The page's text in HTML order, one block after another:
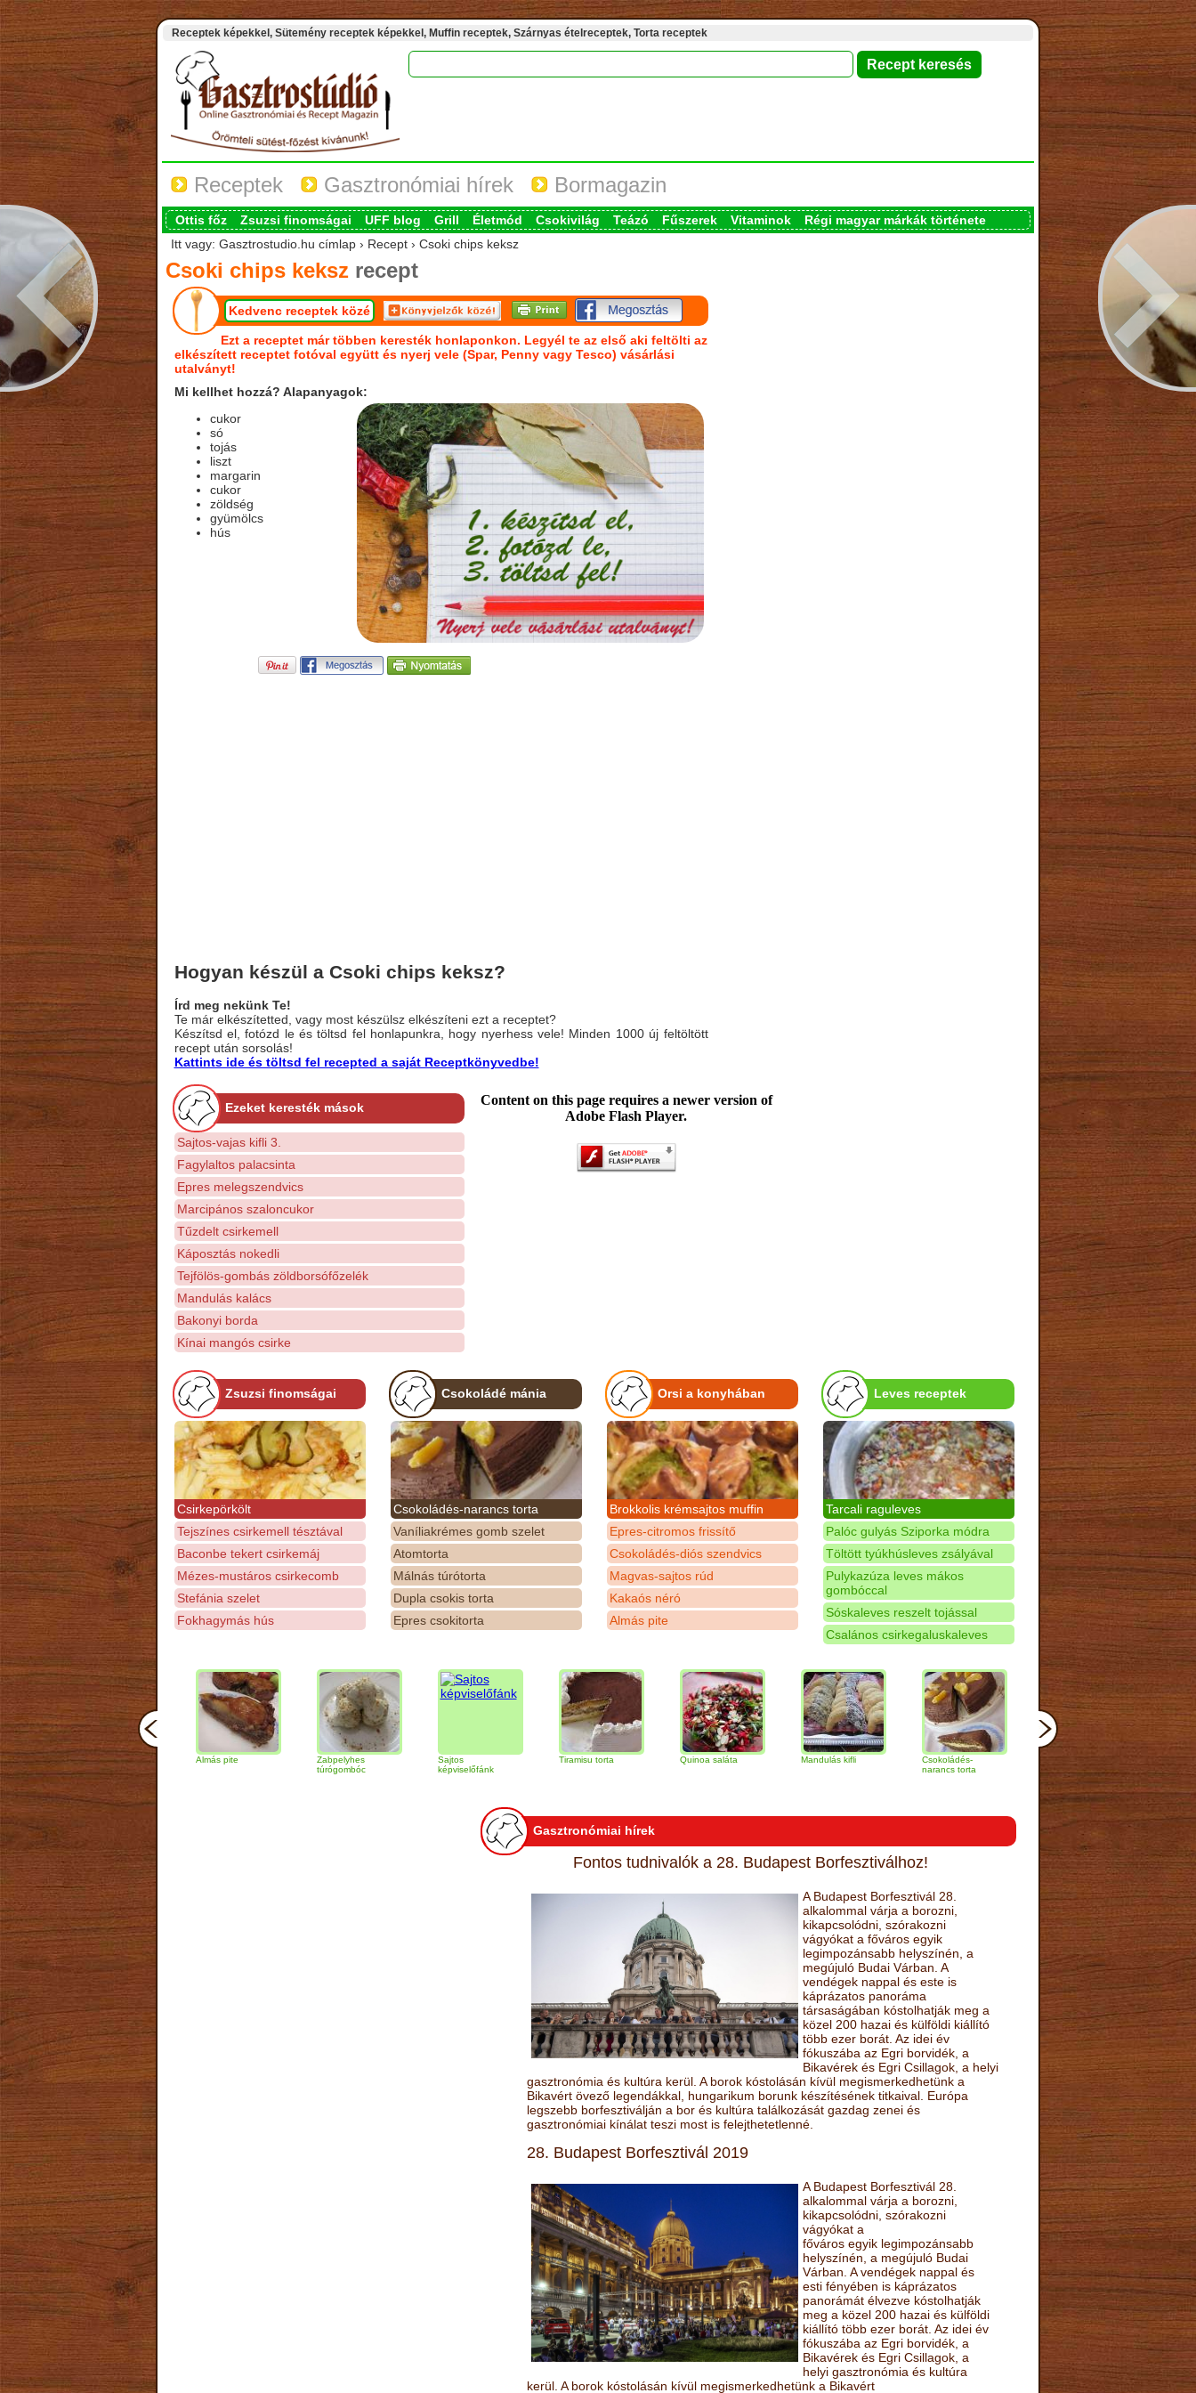
Receptek képekkel, Sütemény receptek képekkel, Muffin receptek, Szárnyas ételreceptek, Torta receptek
Receptek Gasztronómiai hírek Bormagazin
Ottis főz Zsuzsi finomságai UFF blog Grill Életmód Csokivilág Teázó Fűszerek Vitaminok
Régi magyar márkák története
Itt vagy: Gasztrostudio.hu címlap › Recept › Csoki chips keksz
Csoki chips kekszrecept
Kedvenc receptek közé
Ezt a receptet már többen keresték honlaponkon. Legyél te az első aki feltölti az
elkészített receptet fotóval együtt és nyerj vele (Spar, Penny vagy Tesco) vásárlási
utalványt!
Mi kellhet hozzá? Alapanyagok:
cukor
só
tojás
liszt
margarin
cukor
zöldség
gyümölcs
hús
Hogyan készül a Csoki chips keksz?
Írd meg nekünk Te!
Te már elkészítetted, vagy most készülsz elkészíteni ezt a receptet?
Készítsd el, fotózd le és töltsd fel honlapunkra, hogy nyerhess vele! Minden 1000 új feltöltött
recept után sorsolás!
Kattints ide és töltsd fel recepted a saját Receptkönyvedbe!
Ezeket keresték mások
Sajtos-vajas kifli 3.
Fagylaltos palacsinta
Epres melegszendvics
Marcipános szaloncukor
Tűzdelt csirkemell
Káposztás nokedli
Tejfölös-gombás zöldborsófőzelék
Mandulás kalács
Bakonyi borda
Kínai mangós csirke
Content on this page requires a newer version of
Adobe Flash Player.
Zsuzsi finomságai
Csirkepörkölt
Tejszínes csirkemell tésztával
Baconbe tekert csirkemáj
Mézes-mustáros csirkecomb
Stefánia szelet
Fokhagymás hús
Csokoládé mánia
Csokoládés-narancs torta
Vaníliakrémes gomb szelet
Atomtorta
Málnás túrótorta
Dupla csokis torta
Epres csokitorta
Orsi a konyhában
Brokkolis krémsajtos muffin
Epres-citromos frissítő
Csokoládés-diós szendvics
Magvas-sajtos rúd
Kakaós néró
Almás pite
Leves receptek
Tarcali raguleves
Palóc gulyás Sziporka módra
Töltött tyúkhúsleves zsályával
Pulykazúza leves mákos
gombóccal
Sóskaleves reszelt tojással
Csalános csirkegaluskaleves
Kakaós néró Almás pite
Zabpelyhes
túrógombóc
képviselőfánk
Tiramisu torta Quinoa saláta Mandulás kifli
Csokoládés-
narancs torta
Vaníliakrémes
gomb szelet
koszorú
Gasztronómiai hírek
Fontos tudnivalók a 28. Budapest Borfesztiválhoz!
A Budapest Borfesztivál 28.
alkalommal várja a borozni,
kikapcsolódni, szórakozni
vágyókat a főváros egyik
legimpozánsabb helyszínén, a
megújuló Budai Várban. A
vendégek nappal és este is
káprázatos panoráma
társaságában kóstolhatják meg a
közel 200 hazai és külföldi kiállító
több ezer borát. Az idei év
fókuszába az Egri borvidék, a
Bikavérek és Egri Csillagok, a helyi
gasztronómia és kultúra kerül. A borok kóstolásán kívül megismerkedhetünk a
Bikavért övező legendákkal, hungarikum borunk készítésének titkaival. Európa
legszebb borfesztiválján a bor és kultúra találkozását gazdag zenei és
gasztronómiai kínálat teszi most is felejthetetlenné.
28. Budapest Borfesztivál 2019
A Budapest Borfesztivál 28.
alkalommal várja a borozni,
kikapcsolódni, szórakozni
vágyókat a
főváros egyik legimpozánsabb
helyszínén, a megújuló Budai
Várban. A vendégek nappal és
esti fényében is káprázatos
panorámát élvezve kóstolhatják
meg a közel 200 hazai és külföldi
kiállító több ezer borát. Az idei év
fókuszába az Egri borvidék, a
Bikavérek és Egri Csillagok, a
helyi gasztronómia és kultúra
kerül. A borok kóstolásán kívül megismerkedhetünk a Bikavért